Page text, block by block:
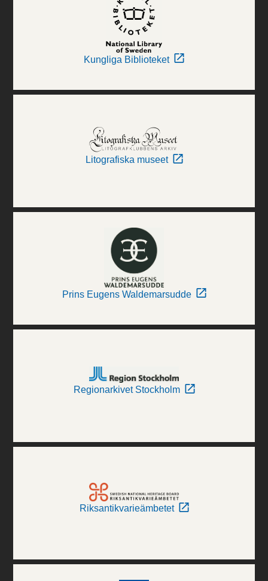
Kungliga Biblioteket
Litografiska museet
Prins Eugens Waldemarsudde
Regionarkivet Stockholm
Riksantikvarieämbetet